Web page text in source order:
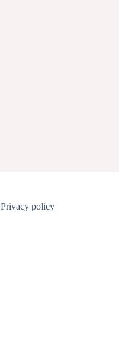
Privacy policy